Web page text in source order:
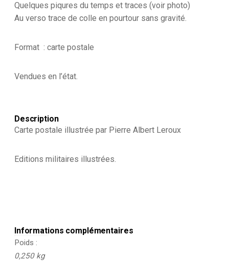
Quelques piqures du temps et traces (voir photo)
Au verso trace de colle en pourtour sans gravité.
Format : carte postale
Vendues en l’état.
Description
Carte postale illustrée par Pierre Albert Leroux
Editions militaires illustrées.
Informations complémentaires
Poids
0,250 kg